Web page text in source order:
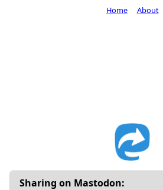
Sharing on Mastodon:
Home About